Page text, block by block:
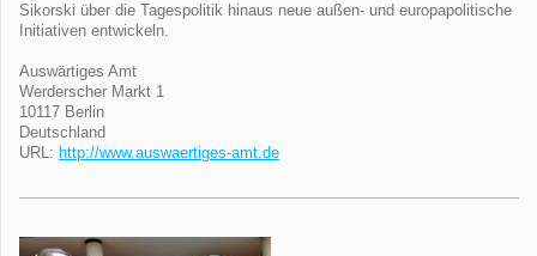
Sikorski über die Tagespolitik hinaus neue außen- und europapolitische
Initiativen entwickeln.
Auswärtiges Amt
Werderscher Markt 1
10117 Berlin
Deutschland
URL: http://www.auswaertiges-amt.de